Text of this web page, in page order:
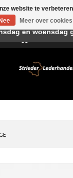
website te
Nee
Meer over cookies
de
en woensdag